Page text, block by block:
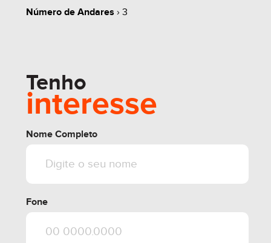
Número de Andares › 3
Tenho
interesse
Nome Completo
Fone